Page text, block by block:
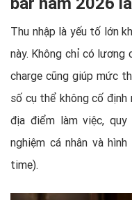
Thu nhập là yếu tố lớn
này. Không chỉ có lương
charge cũng giúp mức
số cụ thể không cố định
địa điểm làm việc,
nghiệm cá nhân và
time).